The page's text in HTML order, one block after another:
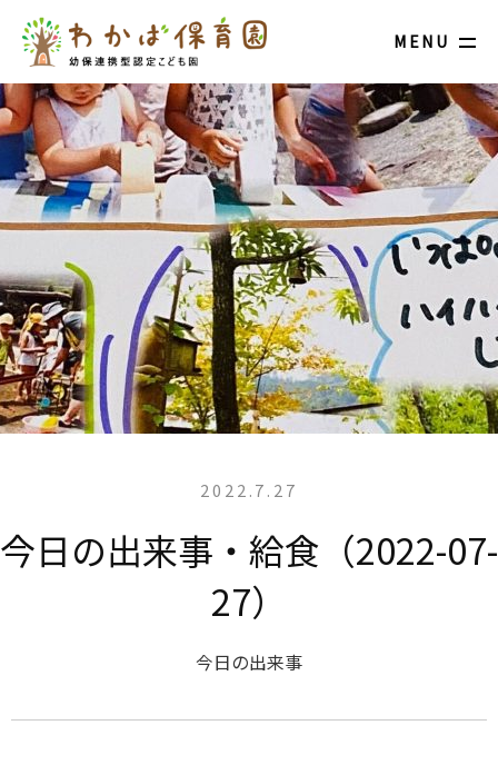
MENU
2022.7.27
今日の出来事・給食（2022-07-
27）
今日の出来事